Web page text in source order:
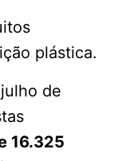
plástica.
de
16.325